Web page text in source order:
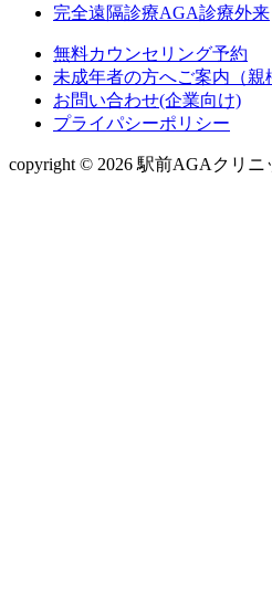
完全遠隔診療AGA診療外来
無料カウンセリング予約
未成年者の方へご案内（親
お問い合わせ(企業向け)
プライパシーポリシー
copyright © 2026 駅前AGAクリニ